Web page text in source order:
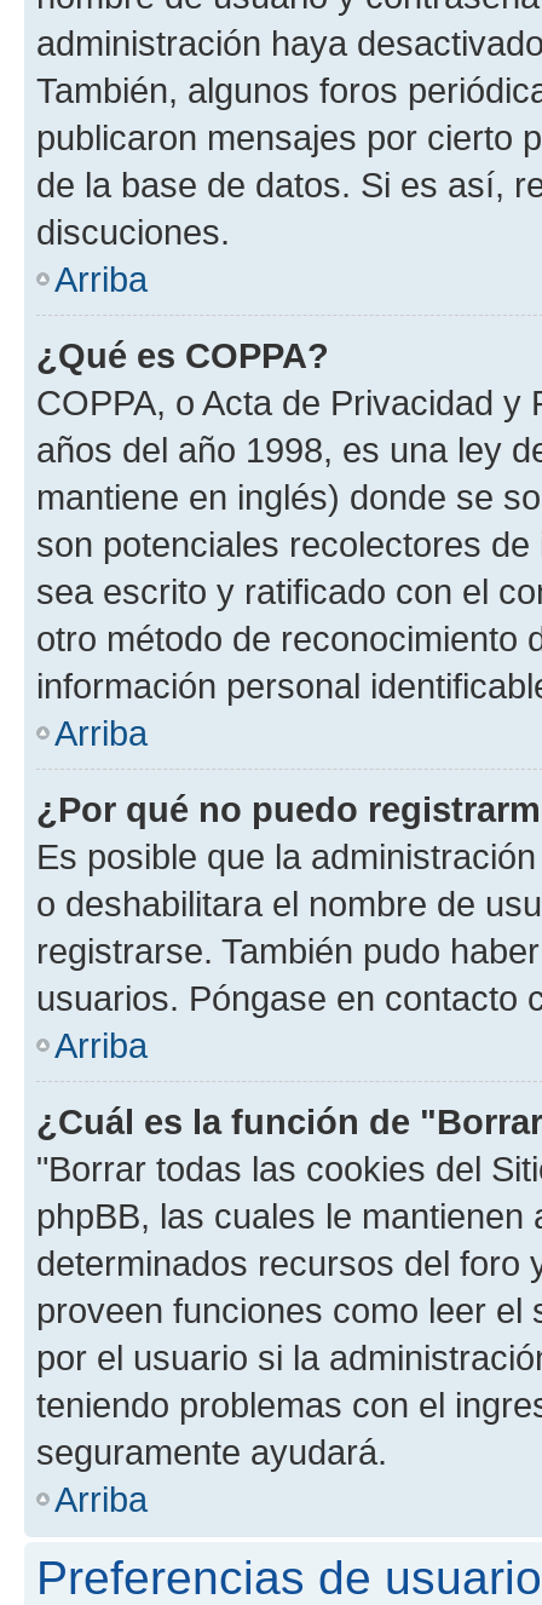
administración haya
También, algunos foros
publicaron mensajes por cierto
de la base de datos. Si es así,
discuciones.
Arriba
¿Qué es COPPA?
COPPA, o Acta de Privacidad
años del año 1998, es una ley
mantiene en inglés) donde se
son potenciales recolectores
sea escrito y ratificado con el
otro método de reconocimiento
información personal
Arriba
¿Por qué no puedo
Es posible que la
o deshabilitara el nombre de
registrarse. También pudo
usuarios. Póngase en contacto
Arriba
¿Cuál es la función de
"Borrar todas las cookies del
phpBB, las cuales le
determinados recursos del foro
proveen funciones como leer el
por el usuario si la
teniendo problemas con el
seguramente ayudará.
Arriba
Preferencias de